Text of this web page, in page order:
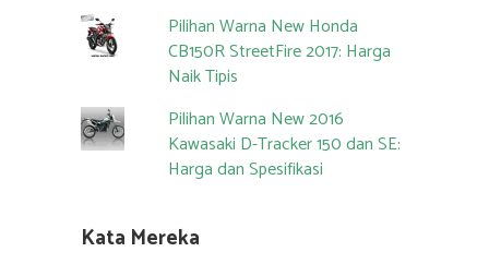
Pilihan Warna New Honda
CB150R StreetFire 2017: Harga
Naik Tipis
Pilihan Warna New 2016
Kawasaki D-Tracker 150 dan SE:
Harga dan Spesifikasi
Kata Mereka